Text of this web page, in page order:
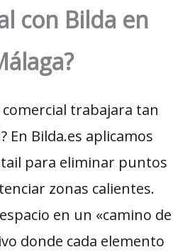
con Bilda en
comercial trabajara tan
En Bilda.es aplicamos
para eliminar puntos
zonas calientes.
en un «camino de
donde cada elemento